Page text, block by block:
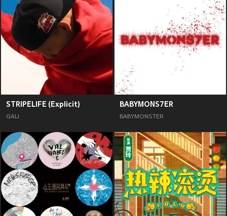
STRIPELIFE (Explicit)
GALI
BABYMONS7ER
BABYMONSTER